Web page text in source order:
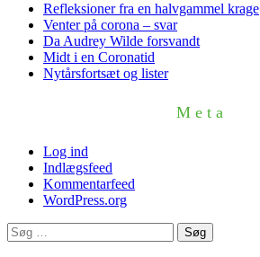
Refleksioner fra en halvgammel krage
Venter på corona – svar
Da Audrey Wilde forsvandt
Midt i en Coronatid
Nytårsfortsæt og lister
Meta
Log ind
Indlægsfeed
Kommentarfeed
WordPress.org
Søg
efter: